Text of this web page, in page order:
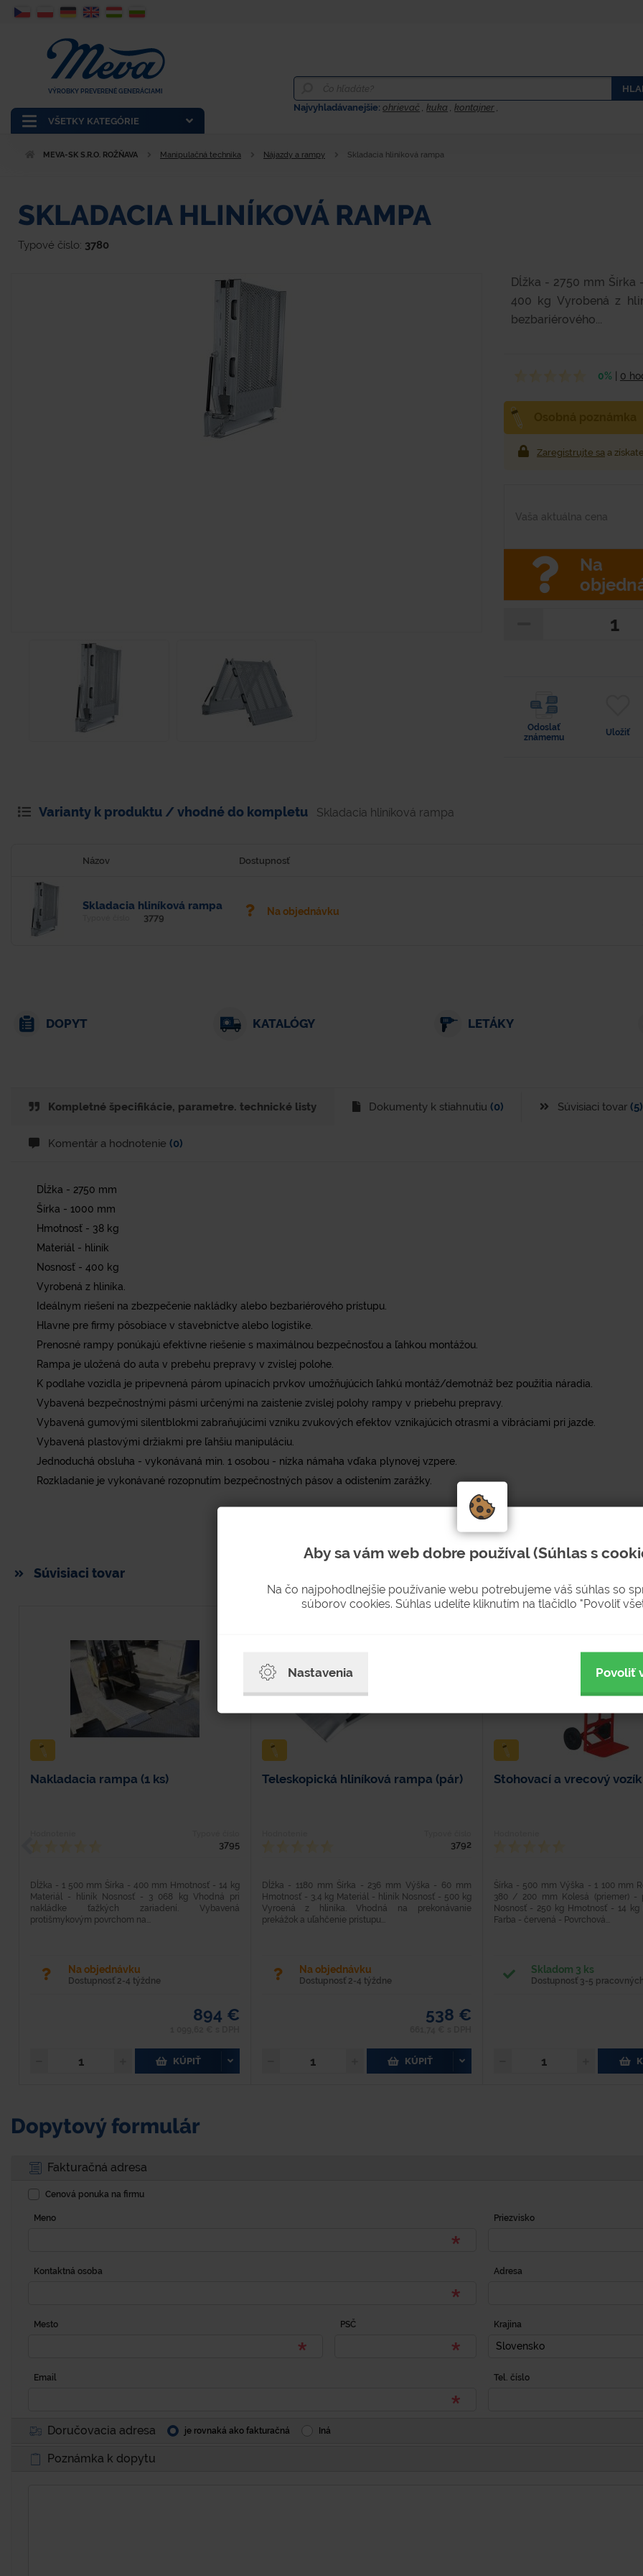
VŠETKY KATEGÓRIE
VÝROBKY PREVERENÉ GENERÁCIAMI
Najvyhladávanejšie:ohrievač ,kuka ,kontajner ,
MEVA-SK S.R.O. ROŽŇAVA Manipulačná technika Nájazdy a rampy Skladacia hliníková rampa
SKLADACIA HLINÍKOVÁ RAMPA
Typové číslo: 3780
Dĺžka - 2750 mm
400 kg Vyrobená z
bezbariérového...
0% 0
Zaregistrujte sa a
Vaša aktuálna cena
Na
Odoslať
známemu
Uložiť
Varianty k produktu / vhodné do kompletu Skladacia hliníková rampa
Názov Dostupnosť
Skladacia hliníková rampa
3779
Na objednávku
DOPYT KATALÓGY LETÁKY
Kompletné špecifikácie, parametre. technické listy Dokumenty k stiahnutiu (0) Súvisiaci tovar (5)
Komentár a hodnotenie (0)
Dĺžka - 2750 mm
Šírka - 1000 mm
Hmotnosť - 38 kg
Materiál - hliník
Nosnosť - 400 kg
Vyrobená z hliníka.
Ideálnym riešení na zbezpečenie nakládky alebo bezbariérového prístupu.
Hlavne pre firmy pôsobiace v stavebníctve alebo logistike.
Prenosné rampy ponúkajú efektívne riešenie s maximálnou bezpečnosťou a ľahkou montážou.
Rampa je uložená do auta v prebehu prepravy v zvislej polohe.
K podlahe vozidla je pripevnená párom upínacích prvkov umožňujúcich ľahkú montáž/demotnáž bez použitia náradia.
Vybavená bezpečnostnými pásmi určenými na zaistenie zvislej polohy rampy v priebehu prepravy.
Vybavená gumovými silentblokmi zabraňujúcimi vzniku zvukových efektov vznikajúcich otrasmi a vibráciami pri jazde.
Vybavená plastovými držiakmi pre ľahšiu manipuláciu.
Jednoduchá obsluha - vykonávaná min. 1 osobou - nízka námaha vďaka plynovej vzpere.
Rozkladanie je vykonávané rozopnutím bezpečnostných pásov a odistením zarážky.
Súvisiaci tovar
Nakladacia rampa (1 ks)
3795
Dĺžka - 1 500 mm Šírka - 400 mm Hmotnosť - 14 kg
Materiál - hliník Nosnosť - 3 068 kg Vhodná pri
nakládke ťažkých zariadení. Vybavená
protišmykovým povrchom na...
Na objednávku
Dostupnosť 2-4 týždne
894 €
KÚPIŤ
Teleskopická hliníková rampa (pár)
3792
Dĺžka - 1180 mm Šírka - 236 mm Výška - 60 mm
Hmotnosť - 3,4 kg Materiál - hliník Nosnosť - 500 kg
Vyroená z hliníka. Vhodná na prekonávanie
prekážok a uľahčenie prístupu...
Na objednávku
Dostupnosť 2-4 týždne
538 €
KÚPIŤ
Stohovací a vrecový vozík
Šírka - 500 mm Výška - 1 100 mm
380 / 200 mm Kolesá (priemer) -
Nosnosť - 250 kg Hmotnosť - 14
Farba - červená - Povrchová...
Skladom 3 ks
Dostupnosť 3-5
Dopytový formulár
Fakturačná adresa
Cenová ponuka na firmu
Meno Priezvisko
Kontaktná osoba Adresa
Mesto PSČ Krajina
Slovensko
Email Tel. číslo
Doručovacia adresa je rovnaká ako fakturačná Iná
Poznámka k dopytu
Aby sa vám web dobre používal (Súhlas s
Na čo najpohodlnejšie používanie webu potrebujeme váš súhlas so
súborov cookies. Súhlas udelíte kliknutím na tlačidlo "Povoliť
Nastavenia Povoliť